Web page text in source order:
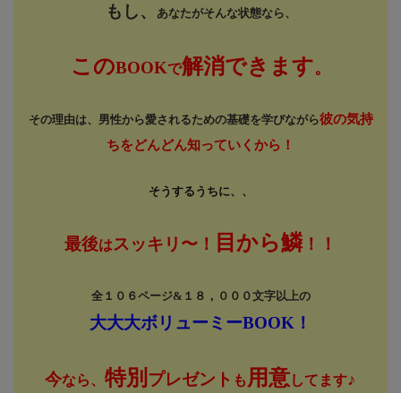
もし、 あなたがそんな状態なら、
このBOOKで解消できます。
その理由は、男性から愛されるための基礎を学びながら彼の気持
ちをどんどん知っていくから！
そうするうちに、、
最後はスッキリ〜！ 目から鱗！！
全１０６ページ&１８，０００文字以上の
大大大ボリューミーBOOK！
今なら、 特別 プレゼント も 用意 してます♪